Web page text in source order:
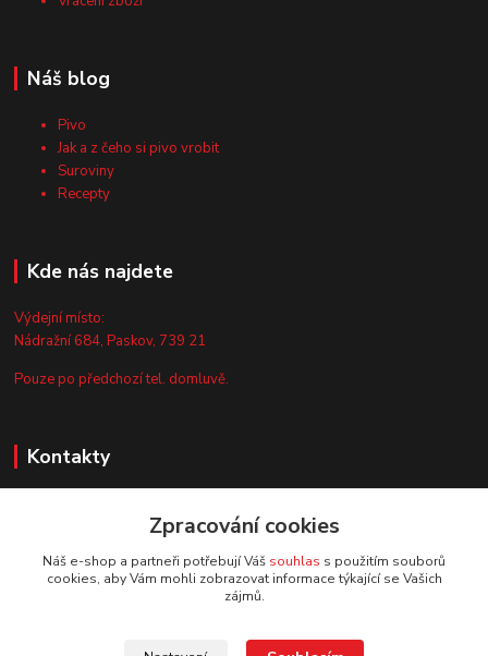
Náš blog
Pivo
Jak a z čeho si pivo vrobit
Suroviny
Recepty
Kde nás najdete
Výdejní místo:
Nádražní 684, Paskov, 739 21
Pouze po předchozí tel. domluvě.
Kontakty
+420 735 044 675
info@vyrobtesipivo.cz
Zpracování cookies
Náš e-shop a partneři potřebují Váš souhlas s použitím souborů
cookies, aby Vám mohli zobrazovat informace týkající se Vašich
zájmů.